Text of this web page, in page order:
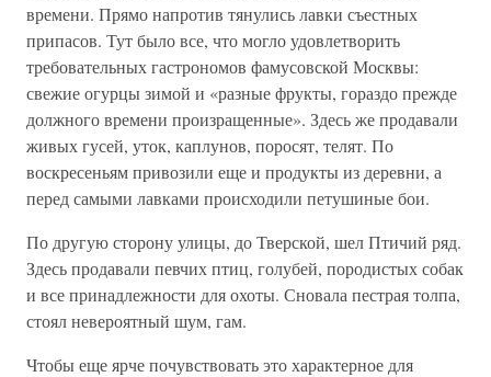
времени. Прямо напротив тянулись лавки съестных
припасов. Тут было все, что могло удовлетворить
требовательных гастрономов фамусовской Москвы:
свежие огурцы зимой и «разные фрукты, гораздо прежде
должного времени произращенные». Здесь же продавали
живых гусей, уток, каплунов, поросят, телят. По
воскресеньям привозили еще и продукты из деревни, а
перед самыми лавками происходили петушиные бои.
По другую сторону улицы, до Тверской, шел Птичий ряд.
Здесь продавали певчих птиц, голубей, породистых собак
и все принадлежности для охоты. Сновала пестрая толпа,
стоял невероятный шум, гам.
Чтобы еще ярче почувствовать это характерное для